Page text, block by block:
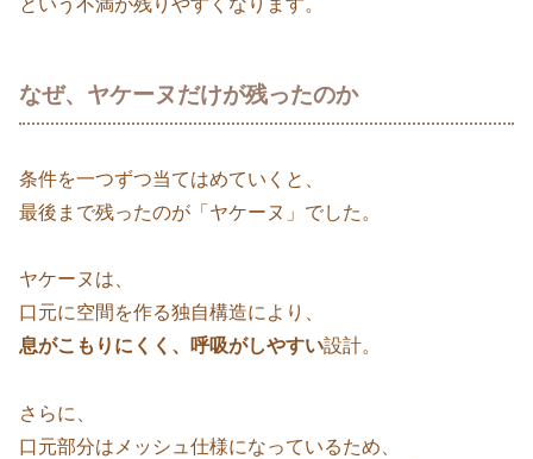
なぜ、ヤケーヌだけが残ったのか
条件を一つずつ当てはめていくと、
最後まで残ったのが「ヤケーヌ」でした。
ヤケーヌは、
口元に空間を作る独自構造により、
息がこもりにくく、呼吸がしやすい設計。
さらに、
口元部分はメッシュ仕様になっているため、